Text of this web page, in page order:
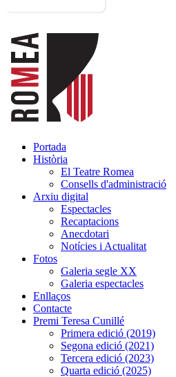
Portada
Història
El Teatre Romea
Consells d'administració
Arxiu digital
Espectacles
Recaptacions
Anecdotari
Notícies i Actualitat
Fotos
Galeria segle XX
Galeria espectacles
Enllaços
Contacte
Premi Teresa Cunillé
Primera edició (2019)
Segona edició (2021)
Tercera edició (2023)
Quarta edició (2025)